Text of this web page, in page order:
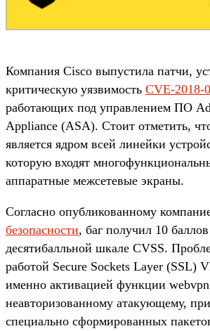
Компания Cisco выпустила патчи,
критическую уязвимость CVE-2018-
работающих под управлением ПО
Appliance (ASA). Стоит отметить,
является ядром всей линейки
которую входят
аппаратные межсетевые экраны.
Согласно опубликованному
безопасности, баг получил 10
десятибалльной шкале CVSS.
работой Secure Sockets Layer (SSL)
именно активацией функции
неавторизованному атакующему,
специально сформированных